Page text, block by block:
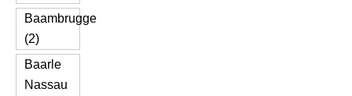
Baambrugge
(2)
Baarle
Nassau